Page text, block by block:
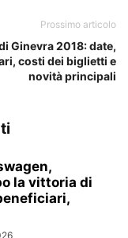
Prossimo articolo
Ginevra 2018: date,
costi dei biglietti e
novità principali
la vittoria di